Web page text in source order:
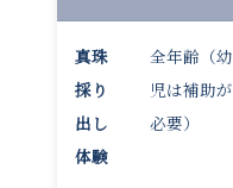
真珠
採り
出し
体験
全年齢（幼
児は補助が
必要）